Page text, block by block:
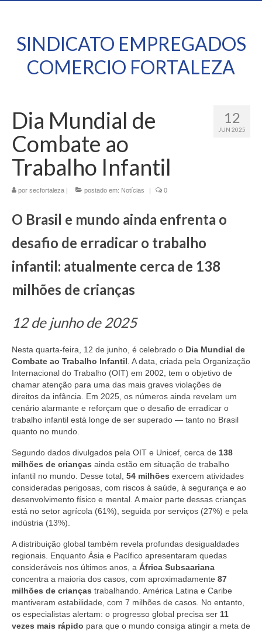
SINDICATO EMPREGADOS
COMERCIO FORTALEZA
12
JUN 2025
Dia Mundial de
Combate ao
Trabalho Infantil
por secfortaleza | postado em: Notícias | 0
O Brasil e mundo ainda enfrenta o
desafio de erradicar o trabalho
infantil: atualmente cerca de 138
milhões de crianças
12 de junho de 2025
Nesta quarta-feira, 12 de junho, é celebrado o Dia Mundial de
Combate ao Trabalho Infantil . A data, criada pela Organização
Internacional do Trabalho (OIT) em 2002, tem o objetivo de
chamar atenção para uma das mais graves violações de
direitos da infância. Em 2025, os números ainda revelam um
cenário alarmante e reforçam que o desafio de erradicar o
trabalho infantil está longe de ser superado — tanto no Brasil
quanto no mundo.
Segundo dados divulgados pela OIT e Unicef, cerca de 138
milhões de crianças ainda estão em situação de trabalho
infantil no mundo. Desse total, 54 milhões exercem atividades
consideradas perigosas, com riscos à saúde, à segurança e ao
desenvolvimento físico e mental. A maior parte dessas crianças
está no setor agrícola (61%), seguida por serviços (27%) e pela
indústria (13%).
A distribuição global também revela profundas desigualdades
regionais. Enquanto Ásia e Pacífico apresentaram quedas
consideráveis nos últimos anos, a África Subsaariana
concentra a maioria dos casos, com aproximadamente 87
milhões de crianças trabalhando. América Latina e Caribe
mantiveram estabilidade, com 7 milhões de casos. No entanto,
os especialistas alertam: o progresso global precisa ser 11
vezes mais rápido para que o mundo consiga atingir a meta de